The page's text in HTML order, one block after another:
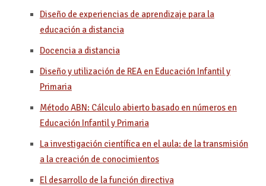
Diseño de experiencias de aprendizaje para la
educación a distancia
Docencia a distancia
Diseño y utilización de REA en Educación Infantil y
Primaria
Método ABN: Cálculo abierto basado en números en
Educación Infantil y Primaria
La investigación científica en el aula: de la transmisión
a la creación de conocimientos
El desarrollo de la función directiva